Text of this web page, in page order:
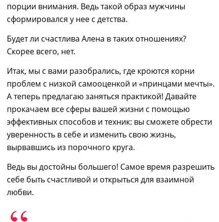
порции внимания. Ведьтакой образ мужчины
сформировался у нее с детства.
Будет ли счастлива Алена в таких отношениях?
Скорее всего, нет.
Итак, мы с вами разобрались, где кроются корни
проблем с низкой самооценкой и «принцами мечты».
А теперь предлагаю заняться практикой! Давайте
прокачаем все сферы вашей жизни с помощью
эффективных способов и техник: вы сможете обрести
уверенность в себе и изменить свою жизнь,
вырвавшись из порочного круга.
Ведь вы достойны большего! Самое время разрешить
себе быть счастливой и открыться для взаимной
любви.